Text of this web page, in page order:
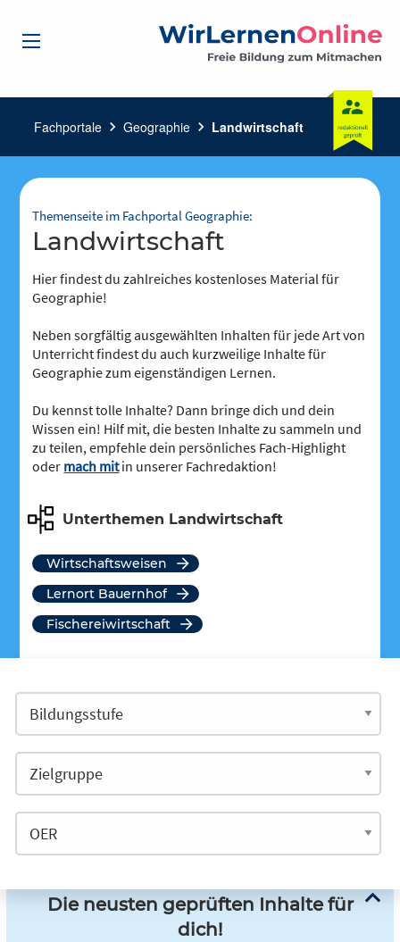
Fachportale chevron_right Geographie chevron_right Landwirtschaft
Themenseite im Fachportal Geographie:
Landwirtschaft
Hier findest du zahlreiches kostenloses Material für
Geographie!
Neben sorgfältig ausgewählten Inhalten für jede Art von
Unterricht findest du auch kurzweilige Inhalte für
Geographie zum eigenständigen Lernen.
Du kennst tolle Inhalte? Dann bringe dich und dein
Wissen ein! Hilf mit, die besten Inhalte zu sammeln und
zu teilen, empfehle dein persönliches Fach-Highlight
oder mach mitin unserer Fachredaktion!
Unterthemen Landwirtschaft
Wirtschaftsweisen
Lernort Bauernhof
Fischereiwirtschaft
Die neusten geprüften Inhalte für
dich!